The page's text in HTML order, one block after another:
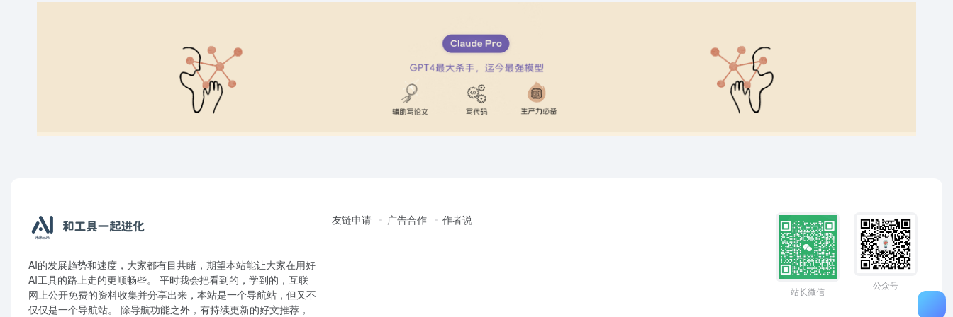
AI的发展趋势和速度，大家都有目共睹，期望本站能让大家在用好
AI工具的路上走的更顺畅些。 平时我会把看到的，学到的，互联
网上公开免费的资料收集并分享出来，本站是一个导航站，但又不
仅仅是一个导航站。 除导航功能之外，有持续更新的好文推荐，
友链申请 广告合作 作者说
站长微信
公众号